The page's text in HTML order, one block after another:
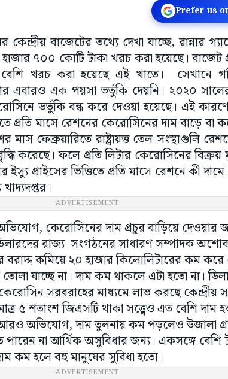
Prefer us
কেন্দ্রীয় বাজেটের তথ্যে দেখা যাচ্ছে, রান্নার
৭০০ কোটি টাকা খরচ করা হয়েছে। বাজেট
খরচ করা হয়েছে এই খাতে। সেখানে
এবারও এক পয়সা ভর্তুকি দেয়নি। ২০২০
ভর্তুকি বন্ধ করে দেওয়া হয়েছে। এই
প্রতি মাসে রেশনের কেরোসিনের দাম বাড়ে বা
ফেব্রুয়ারিতে রাষ্ট্রায়ত্ত তেল সংস্থাগুলি
করেছে। ফলে প্রতি লিটার কেরোসিনের
প্রাইসের ভিত্তিতে প্রতি মাসে রেশনে কী
ADVERTISEMENT
কেরোসিনের দাম প্রচুর বাড়িয়ে দেওয়ার
রাজ্য সংগঠনের সাধারণ সম্পাদক
কমিয়ে ২০ হাজার কিলোলিটারের কম করে
যাচ্ছে না। দাম কম থাকলে এটা হতো না।
সরবরাহের মাধ্যমে লাভ করছে কেন্দ্রীয়
৫ শতাংশ জিএসটি থাকা সত্ত্বেও এত বেশি দাম
অভিযোগ, দাম তুলনায় কম পড়লেও উজালা
পারেন না আর্থিক অসুবিধার জন্য। একসঙ্গে বেশি
কম হলে বহু মানুষের সুবিধা হতো।
ADVERTISEMENT